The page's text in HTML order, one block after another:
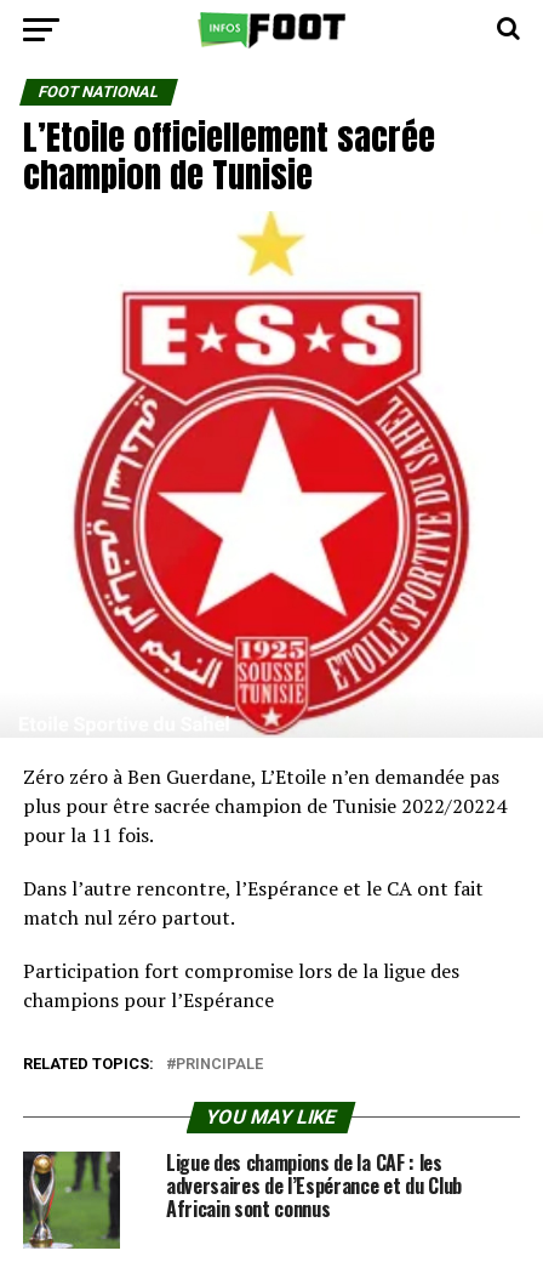
FOOT NATIONAL
L’Etoile officiellement sacrée
champion de Tunisie
Zéro zéro à Ben Guerdane, L’Etoile n’en demandée pas
plus pour être sacrée champion de Tunisie 2022/20224
pour la 11 fois.
Dans l’autre rencontre, l’Espérance et le CA ont fait
match nul zéro partout.
Participation fort compromise lors de la ligue des
champions pour l’Espérance
RELATED TOPICS: PRINCIPALE
YOU MAY LIKE
Ligue des champions de la CAF : les
adversaires de l’Espérance et du Club
Africain sont connus